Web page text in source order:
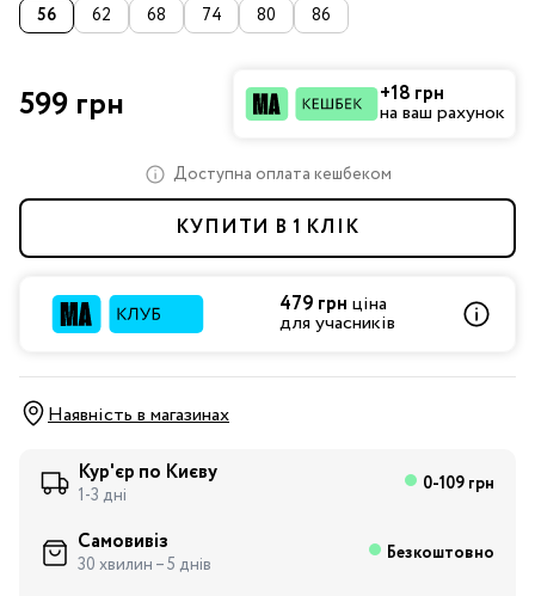
56 62 68 74 80 86
599 грн +18 грн
на ваш рахунок
Доступна оплата кешбеком
КУПИТИ В 1 КЛІК
479 грн ціна
для учасників
Наявність в магазинах
Кур'єр по Києву
1-3 дні 0-109 грн
Самовивіз
30 хвилин – 5 днів Безкоштовно